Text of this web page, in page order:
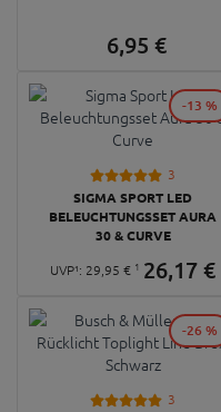
6,95 €
3
SIGMA SPORT LED
BELEUCHTUNGSSET AURA
30 & CURVE
UVP¹: 29, 95 € 1 26,17€
-13 %
3
-26 %